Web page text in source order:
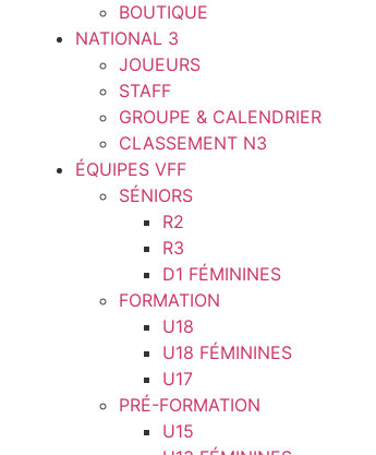
BOUTIQUE
NATIONAL 3
JOUEURS
STAFF
GROUPE & CALENDRIER
CLASSEMENT N3
ÉQUIPES VFF
SÉNIORS
R2
R3
D1 FÉMININES
FORMATION
U18
U18 FÉMININES
U17
PRÉ-FORMATION
U15